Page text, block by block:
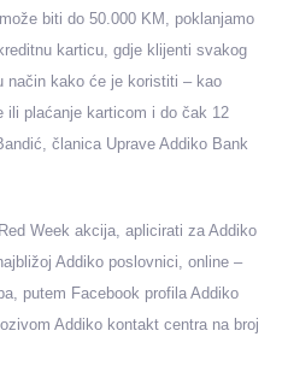
biti do 50.000 KM, poklanjamo
karticu, gdje klijenti svakog
način kako će je koristiti – kao
ili plaćanje karticom i do čak 12
članica Uprave Addiko Bank
Week akcija, aplicirati za Addiko
Addiko poslovnici, online –
putem Facebook profila Addiko
Addiko kontakt centra na broj